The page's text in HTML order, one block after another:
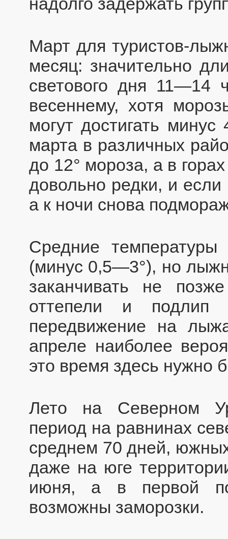
Март для туристов-
месяц: значительно
светового дня 11—14
весеннему, хотя
могут достигать
марта в различных
до 12° мороза, а в
довольно редки, и
а к ночи снова
Средние температуры
(минус 0,5—3°), но
заканчивать не
оттепели и подлип
передвижение на
апреле наиболее
это время здесь нужно
Лето на Северном
период на равнинах
среднем 70 дней,
даже на юге
июня, а в первой
возможны заморозки.